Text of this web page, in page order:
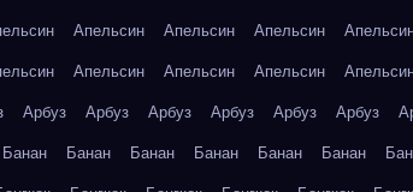
Апельсин Апельсин Апельсин
Апельсин Апельсин Апельсин
Арбуз Арбуз Арбуз Арбуз Арбуз Арбуз
Банан Банан Банан Банан Банан Банан